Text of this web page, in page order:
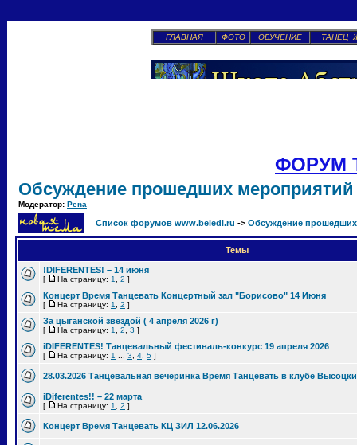
ГЛАВНАЯ ФОТО ОБУЧЕНИЕ ТАНЕЦ
ФОРУМ
Обсуждение прошедших мероприятий
Модератор: Pena
Список форумов www.beledi.ru -> Обсуждение
Темы
!DIFERENTES! – 14 июня
[ На страницу: 1 2 ]
Концерт Время Танцевать Концертный зал "Борисово" 14 Июня
[ На страницу: 1 2 ]
За цыганской звездой ( 4 апреля 2026 г)
[ На страницу: 1 2 3 ]
iDIFERENTES! Танцевальный фестиваль-конкурс 19 апреля 2026
[ На страницу: 1 3 4 5 ]
28.03.2026 Танцевальная вечеринка Время Танцевать в клубе
iDiferentes!! – 22 марта
[ На страницу: 1 2 ]
Концерт Время Танцевать КЦ ЗИЛ 12.06.2026